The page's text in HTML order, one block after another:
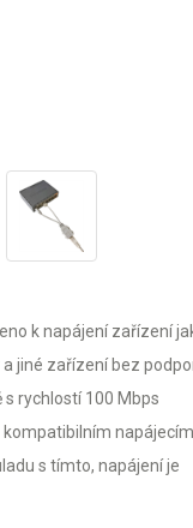
k napájení zařízení
jiné zařízení bez
rychlostí 100 Mbps
napájecím
s tímto, napájení je